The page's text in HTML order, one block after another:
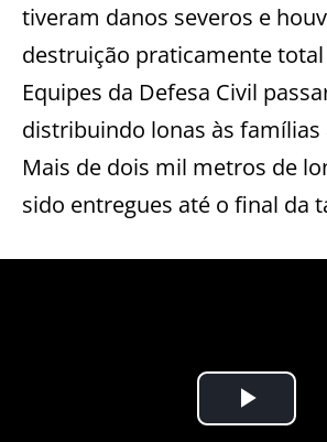
tiveram danos severos e
destruição praticamente
Equipes da Defesa Civil
distribuindo lonas às famílias
Mais de dois mil metros de
sido entregues até o final da